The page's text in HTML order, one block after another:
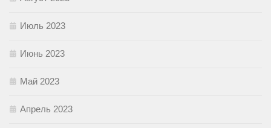
Июль 2023
Июнь 2023
Май 2023
Апрель 2023